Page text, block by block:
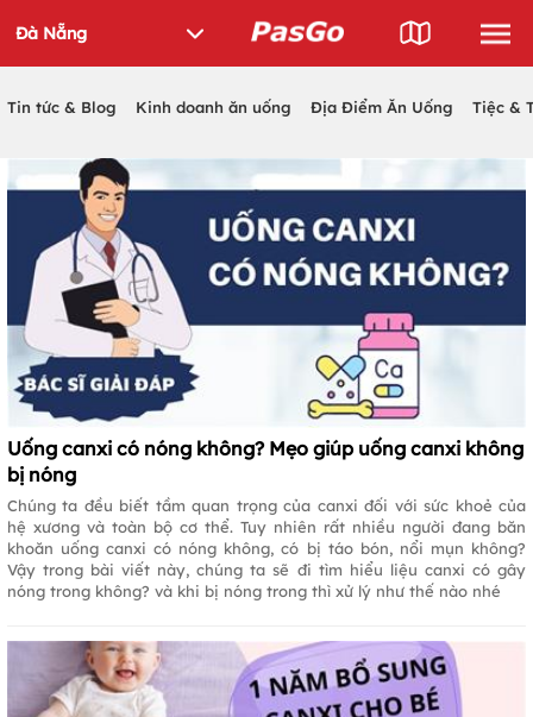
Tin tức & Blog Kinh doanh ăn uống Địa Điểm Ăn Uống Tiệc &
Uống canxi có nóng không? Mẹo giúp uống canxi không
bị nóng
Chúng ta đều biết tầm quan trọng của canxi đối với sức khoẻ của
hệ xương và toàn bộ cơ thể. Tuy nhiên rất nhiều người đang băn
khoăn uống canxi có nóng không, có bị táo bón, nổi mụn không?
Vậy trong bài viết này, chúng ta sẽ đi tìm hiểu liệu canxi có gây
nóng trong không? và khi bị nóng trong thì xử lý như thế nào nhé